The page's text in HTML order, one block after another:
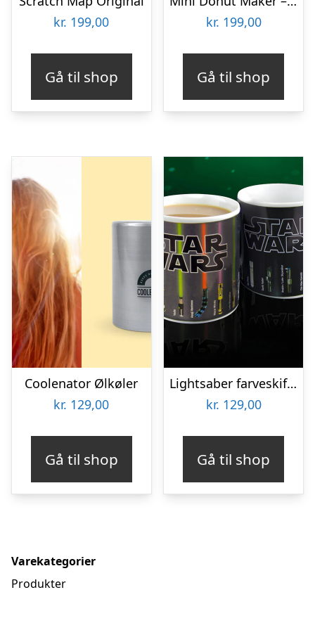
kr. 199,00
Gå til shop
kr. 199,00
Gå til shop
Coolenator Ølkøler
kr. 129,00
Gå til shop
Lightsaber farveskiftende krus
kr. 129,00
Gå til shop
Varekategorier
Produkter